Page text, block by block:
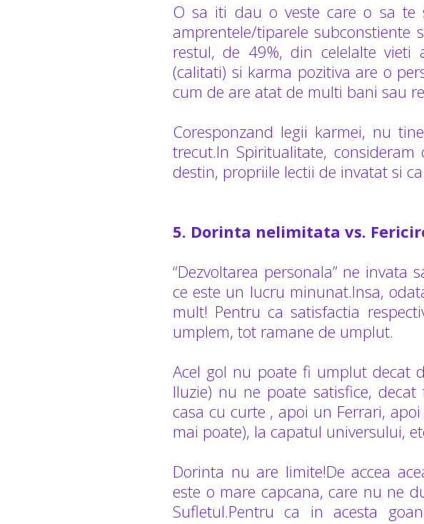
O sa iti dau o veste care o sa te
amprentele/tiparele
restul, de 49%, din celelalte vieti
(calitati) si karma pozitiva are o
cum de are atat de multi bani sau
Coresponzand legii karmei, nu
trecut.In Spiritualitate,
destin, propriile lectii de invatat si
5. Dorinta nelimitata vs.
“Dezvoltarea personala” ne invata
ce este un lucru minunat.Insa,
mult! Pentru ca satisfactia
umplem, tot ramane de umplut.
Acel gol nu poate fi umplut decat
Iluzie) nu ne poate satisfice,
casa cu curte , apoi un Ferrari,
mai poate), la capatul universului,
Dorinta nu are limite!De accea
este o mare capcana, care nu ne
Sufletul.Pentru ca in acesta